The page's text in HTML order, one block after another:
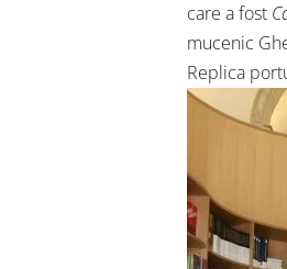
care a fost
mucenic
Replica